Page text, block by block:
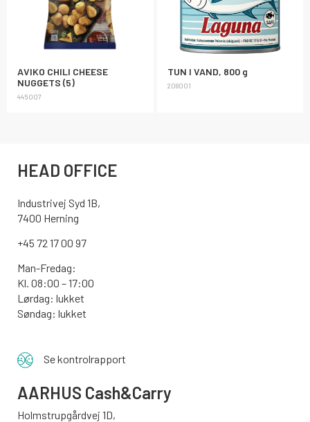
AVIKO CHILI CHEESE
NUGGETS (5)
445007
TUN I VAND, 800 g
208001
HEAD OFFICE
Industrivej Syd 1B,
7400 Herning
+45 72 17 00 97
Man-Fredag:
Kl. 08:00 – 17:00
Lørdag: lukket
Søndag: lukket
Se kontrolrapport
AARHUS Cash&Carry
Holmstrupgårdvej 1D,